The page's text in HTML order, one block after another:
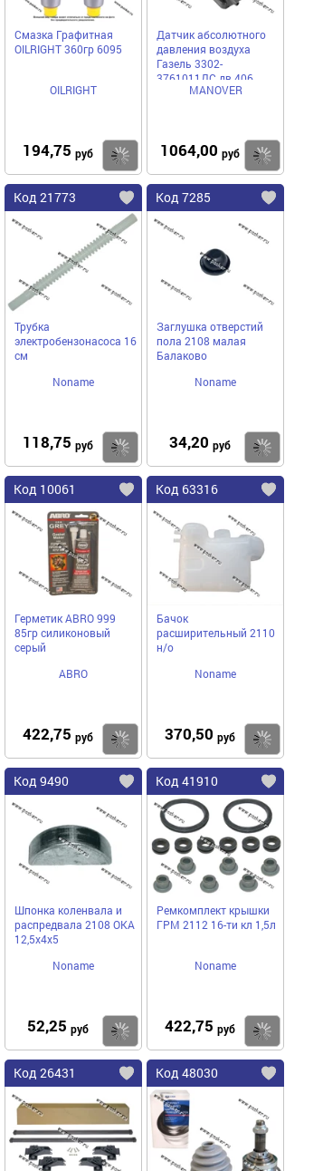
Смазка Графитная
ОILRIGHT 360гр 6095
OILRIGHT
194,75 руб Купить
Датчик абсолютного
давления воздуха
Газель 3302-
3761011ДС дв.406
MANOVER MR33023829
MANOVER
1064,00 руб
Код 21773
Трубка
электробензонасоса 16
см
Noname
118,75 руб Купить
Код 7285
Заглушка отверстий
пола 2108 малая
Балаково
Noname
34,20 руб
Код 10061
Герметик ABRO 999
85гр силиконовый
серый
ABRO
422,75 руб Купить
Код 63316
Бачок
расширительный 2110
н/о
Noname
370,50 руб
Код 9490
Шпонка коленвала и
распредвала 2108 ОКА
12,5х4х5
Noname
52,25 руб Купить
Код 41910
Ремкомплект крышки
ГРМ 2112 16-ти кл 1,5л
Noname
422,75 руб
Код 26431 Код 48030